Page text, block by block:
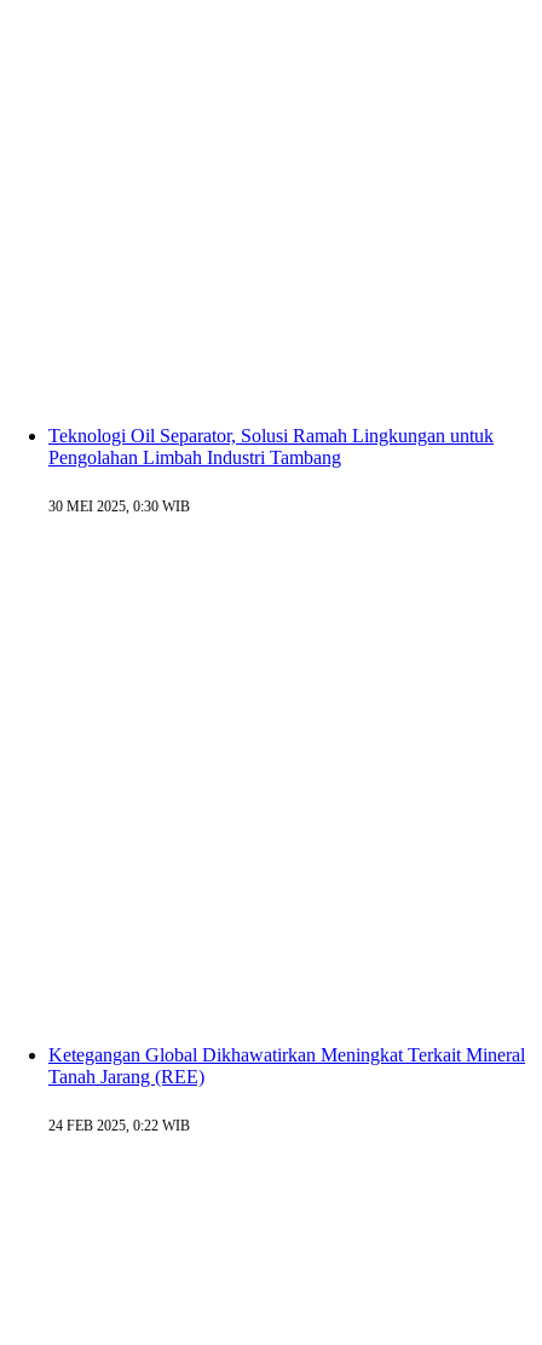
Teknologi Oil Separator, Solusi Ramah Lingkungan untuk
Pengolahan Limbah Industri Tambang
30 MEI 2025, 0:30 WIB
Ketegangan Global Dikhawatirkan Meningkat Terkait Mineral
Tanah Jarang (REE)
24 FEB 2025, 0:22 WIB